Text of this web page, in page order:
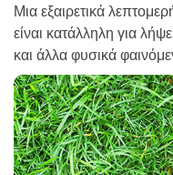
Μια εξαιρετικά
είναι κατάλληλη για
και άλλα φυσικά